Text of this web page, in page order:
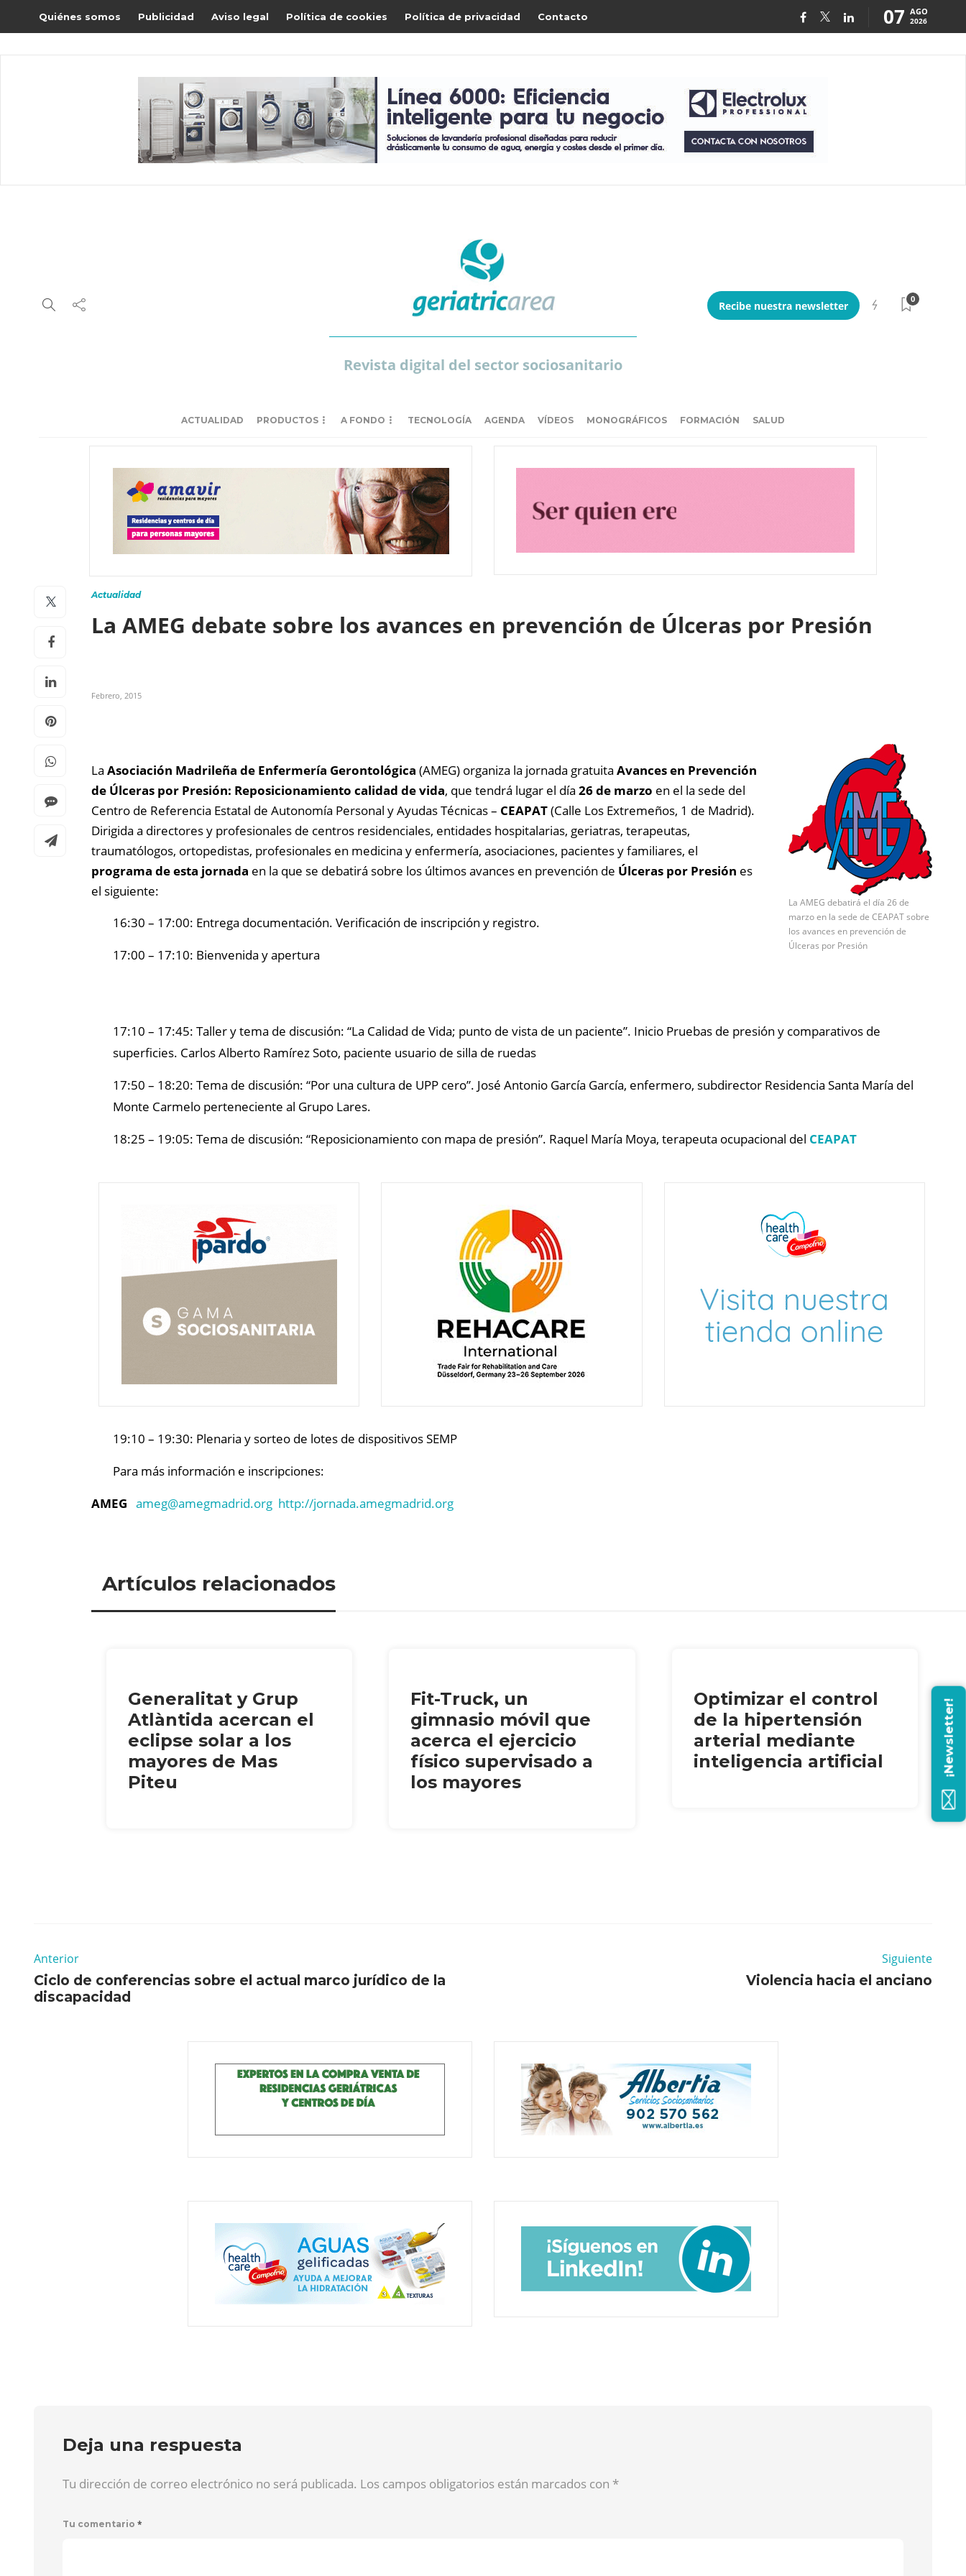
Quiénes somos Publicidad Aviso legal Política de cookies Política de privacidad Contacto 07 AGO
2026
Revista digital del sector sociosanitario
Recibe nuestra newsletter
0
ACTUALIDAD PRODUCTOS A FONDO TECNOLOGÍA AGENDA VÍDEOS MONOGRÁFICOS FORMACIÓN SALUD
Actualidad
La AMEG debate sobre los avances en prevención de Úlceras por Presión
Febrero, 2015
La AMEG debatirá el día 26 de
marzo en la sede de CEAPAT sobre
los avances en prevención de
Úlceras por Presión
La Asociación Madrileña de Enfermería Gerontológica (AMEG) organiza la jornada gratuita Avances en Prevención
de Úlceras por Presión: Reposicionamiento calidad de vida, que tendrá lugar el día 26 de marzo en el la sede del
Centro de Referencia Estatal de Autonomía Personal y Ayudas Técnicas – CEAPAT(Calle Los Extremeños, 1 de Madrid).
Dirigida a directores y profesionales de centros residenciales, entidades hospitalarias, geriatras, terapeutas,
traumatólogos, ortopedistas, profesionales en medicina y enfermería, asociaciones, pacientes y familiares, el
programa de esta jornada en la que se debatirá sobre los últimos avances en prevención de Úlceras por Presión es
el siguiente:
16:30 – 17:00: Entrega documentación. Verificación de inscripción y registro.
17:00 – 17:10: Bienvenida y apertura
17:10 – 17:45: Taller y tema de discusión: “La Calidad de Vida; punto de vista de un paciente”. Inicio Pruebas de presión y comparativos de
superficies. Carlos Alberto Ramírez Soto, paciente usuario de silla de ruedas
17:50 – 18:20: Tema de discusión: “Por una cultura de UPP cero”. José Antonio García García, enfermero, subdirector Residencia Santa María del
Monte Carmelo perteneciente al Grupo Lares.
18:25 – 19:05: Tema de discusión: “Reposicionamiento con mapa de presión”. Raquel María Moya, terapeuta ocupacional del CEAPAT
19:10 – 19:30: Plenaria y sorteo de lotes de dispositivos SEMP
Para más información e inscripciones:
AMEG ameg@amegmadrid.org http://jornada.amegmadrid.org
Artículos relacionados
Generalitat y Grup
Atlàntida acercan el
eclipse solar a los
mayores de Mas
Piteu
Fit-Truck, un
gimnasio móvil que
acerca el ejercicio
físico supervisado a
los mayores
Optimizar el control
de la hipertensión
arterial mediante
inteligencia artificial
Anterior
Ciclo de conferencias sobre el actual marco jurídico de la
discapacidad
Siguiente
Violencia hacia el anciano
Deja una respuesta
Tu dirección de correo electrónico no será publicada. Los campos obligatorios están marcados con *
Tu comentario *
¡Newsletter!